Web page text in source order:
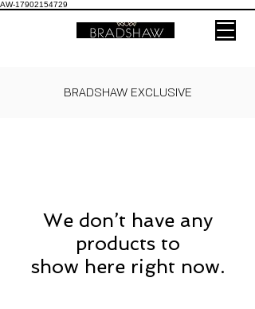
AW-17902154729
BRADSHAW EXCLUSIVE
We don’t have any
products to
show here right now.